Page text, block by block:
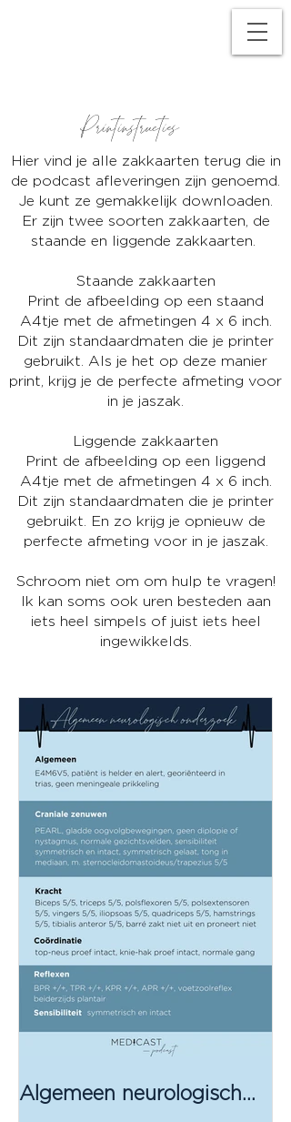
Printinstructies
Hier vind je alle zakkaarten terug die in
de podcast afleveringen zijn genoemd.
Je kunt ze gemakkelijk downloaden.
Er zijn twee soorten zakkaarten, de
staande en liggende zakkaarten.
Staande zakkaarten
Print de afbeelding op een staand
A4tje met de afmetingen 4 x 6 inch.
Dit zijn standaardmaten die je printer
gebruikt. Als je het op deze manier
print, krijg je de perfecte afmeting voor
in je jaszak.
Liggende zakkaarten
Print de afbeelding op een liggend
A4tje met de afmetingen 4 x 6 inch.
Dit zijn standaardmaten die je printer
gebruikt. En zo krijg je opnieuw de
perfecte afmeting voor in je jaszak.
Schroom niet om om hulp te vragen!
Ik kan soms ook uren besteden aan
iets heel simpels of juist iets heel
ingewikkelds.
Algemeen neurologisch